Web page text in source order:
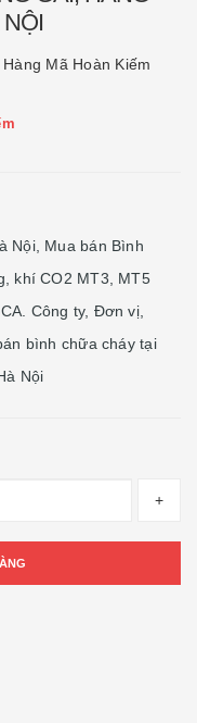
Mã Hoàn Kiếm
Nội, Mua bán Bình
khí CO2 MT3, MT5
Công ty, Đơn vị,
bình chữa cháy tại
Nội
+